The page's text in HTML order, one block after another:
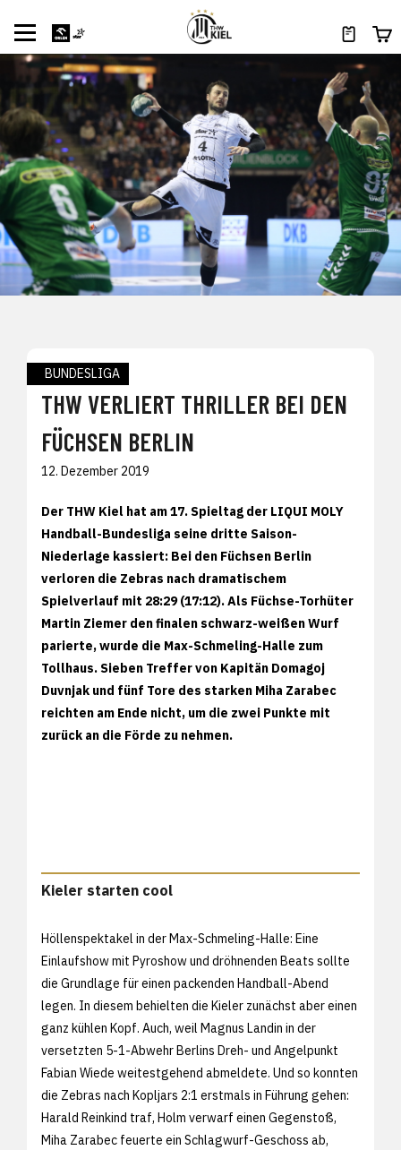
BUNDESLIGA
THW VERLIERT THRILLER BEI DEN
FÜCHSEN BERLIN
12. Dezember 2019
Der THW Kiel hat am 17. Spieltag der LIQUI MOLY
Handball-Bundesliga seine dritte Saison-
Niederlage kassiert: Bei den Füchsen Berlin
verloren die Zebras nach dramatischem
Spielverlauf mit 28:29 (17:12). Als Füchse-Torhüter
Martin Ziemer den finalen schwarz-weißen Wurf
parierte, wurde die Max-Schmeling-Halle zum
Tollhaus. Sieben Treffer von Kapitän Domagoj
Duvnjak und fünf Tore des starken Miha Zarabec
reichten am Ende nicht, um die zwei Punkte mit
zurück an die Förde zu nehmen.
Kieler starten cool
Höllenspektakel in der Max-Schmeling-Halle: Eine
Einlaufshow mit Pyroshow und dröhnenden Beats sollte
die Grundlage für einen packenden Handball-Abend
legen. In diesem behielten die Kieler zunächst aber einen
ganz kühlen Kopf. Auch, weil Magnus Landin in der
versetzten 5-1-Abwehr Berlins Dreh- und Angelpunkt
Fabian Wiede weitestgehend abmeldete. Und so konnten
die Zebras nach Kopljars 2:1 erstmals in Führung gehen:
Harald Reinkind traf, Holm verwarf einen Gegenstoß,
Miha Zarabec feuerte ein Schlagwurf-Geschoss ab,